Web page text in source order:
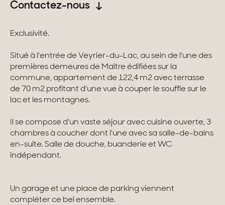
Canton de Vaud
Alpes Suisses
Nos collections
Appartements
Contactez-nous
Exclusivité.
Situé à l'entrée de Veyrier-du-Lac, au sein de l'une des
premières demeures de Maître édifiées sur la
commune, appartement de 122,4 m2 avec terrasse
de 70 m2 profitant d'une vue à couper le souffle sur le
lac et les montagnes.
Il se compose d'un vaste séjour avec cuisine ouverte, 3
chambres à coucher dont l'une avec sa salle-de-bains
en-suite. Salle de douche, buanderie et WC
indépendant.
Un garage et une place de parking viennent
compléter ce bel ensemble.